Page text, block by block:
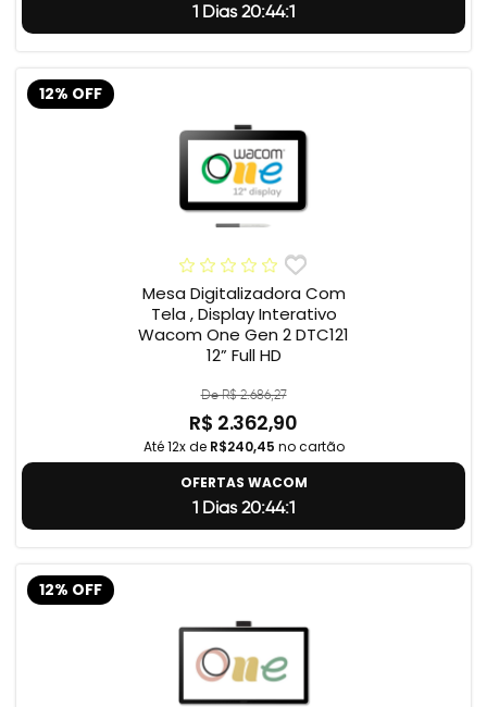
1 Dias 20:44:0
12% OFF
Mesa Digitalizadora Com
Tela , Display Interativo
Wacom One Gen 2 DTC121
12” Full HD
De R$ 2.686,27
R$ 2.362,90
Até 12x de R$240,45 no cartão
OFERTAS WACOM
1 Dias 20:44:0
12% OFF